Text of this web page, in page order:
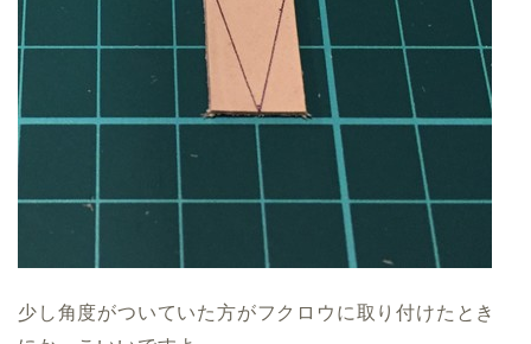
少し角度がついていた方がフクロウに取り付けたとき